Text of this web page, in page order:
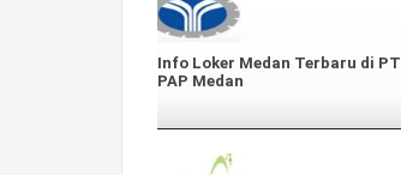
Info Loker Medan Terbaru di PT
PAP Medan